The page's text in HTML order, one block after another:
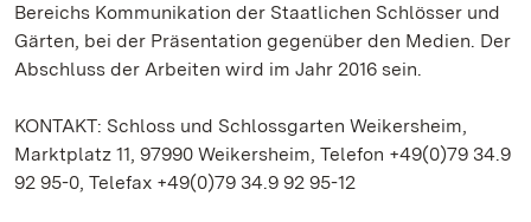
Bereichs Kommunikation der Staatlichen Schlösser und
Gärten, bei der Präsentation gegenüber den Medien. Der
Abschluss der Arbeiten wird im Jahr 2016 sein.
KONTAKT: Schloss und Schlossgarten Weikersheim,
Marktplatz 11, 97990 Weikersheim, Telefon +49(0)79 34.9
92 95-0, Telefax +49(0)79 34.9 92 95-12